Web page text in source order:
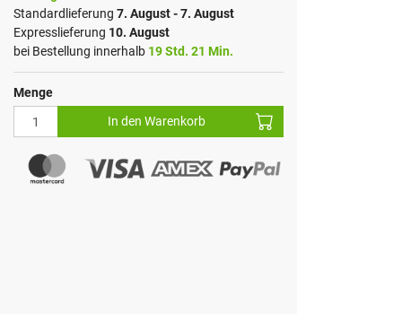
Standardlieferung 7. August - 7. August
Expresslieferung 10. August
bei Bestellung innerhalb 19 Std. 21 Min.
Menge
In den Warenkorb